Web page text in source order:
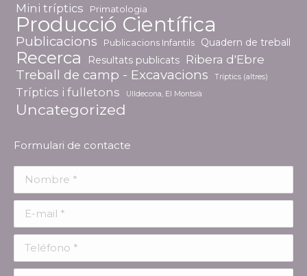
Mini tríptics Primatologia
Producció Científica
Publicacions Publicacions Infantils Quadern de treball
Recerca Resultats publicats Ribera d'Ebre
Treball de camp - Excavacions Tríptics (altres)
Tríptics i fulletons Ulldecona, El Montsià
Uncategorized
Formulari de contacte